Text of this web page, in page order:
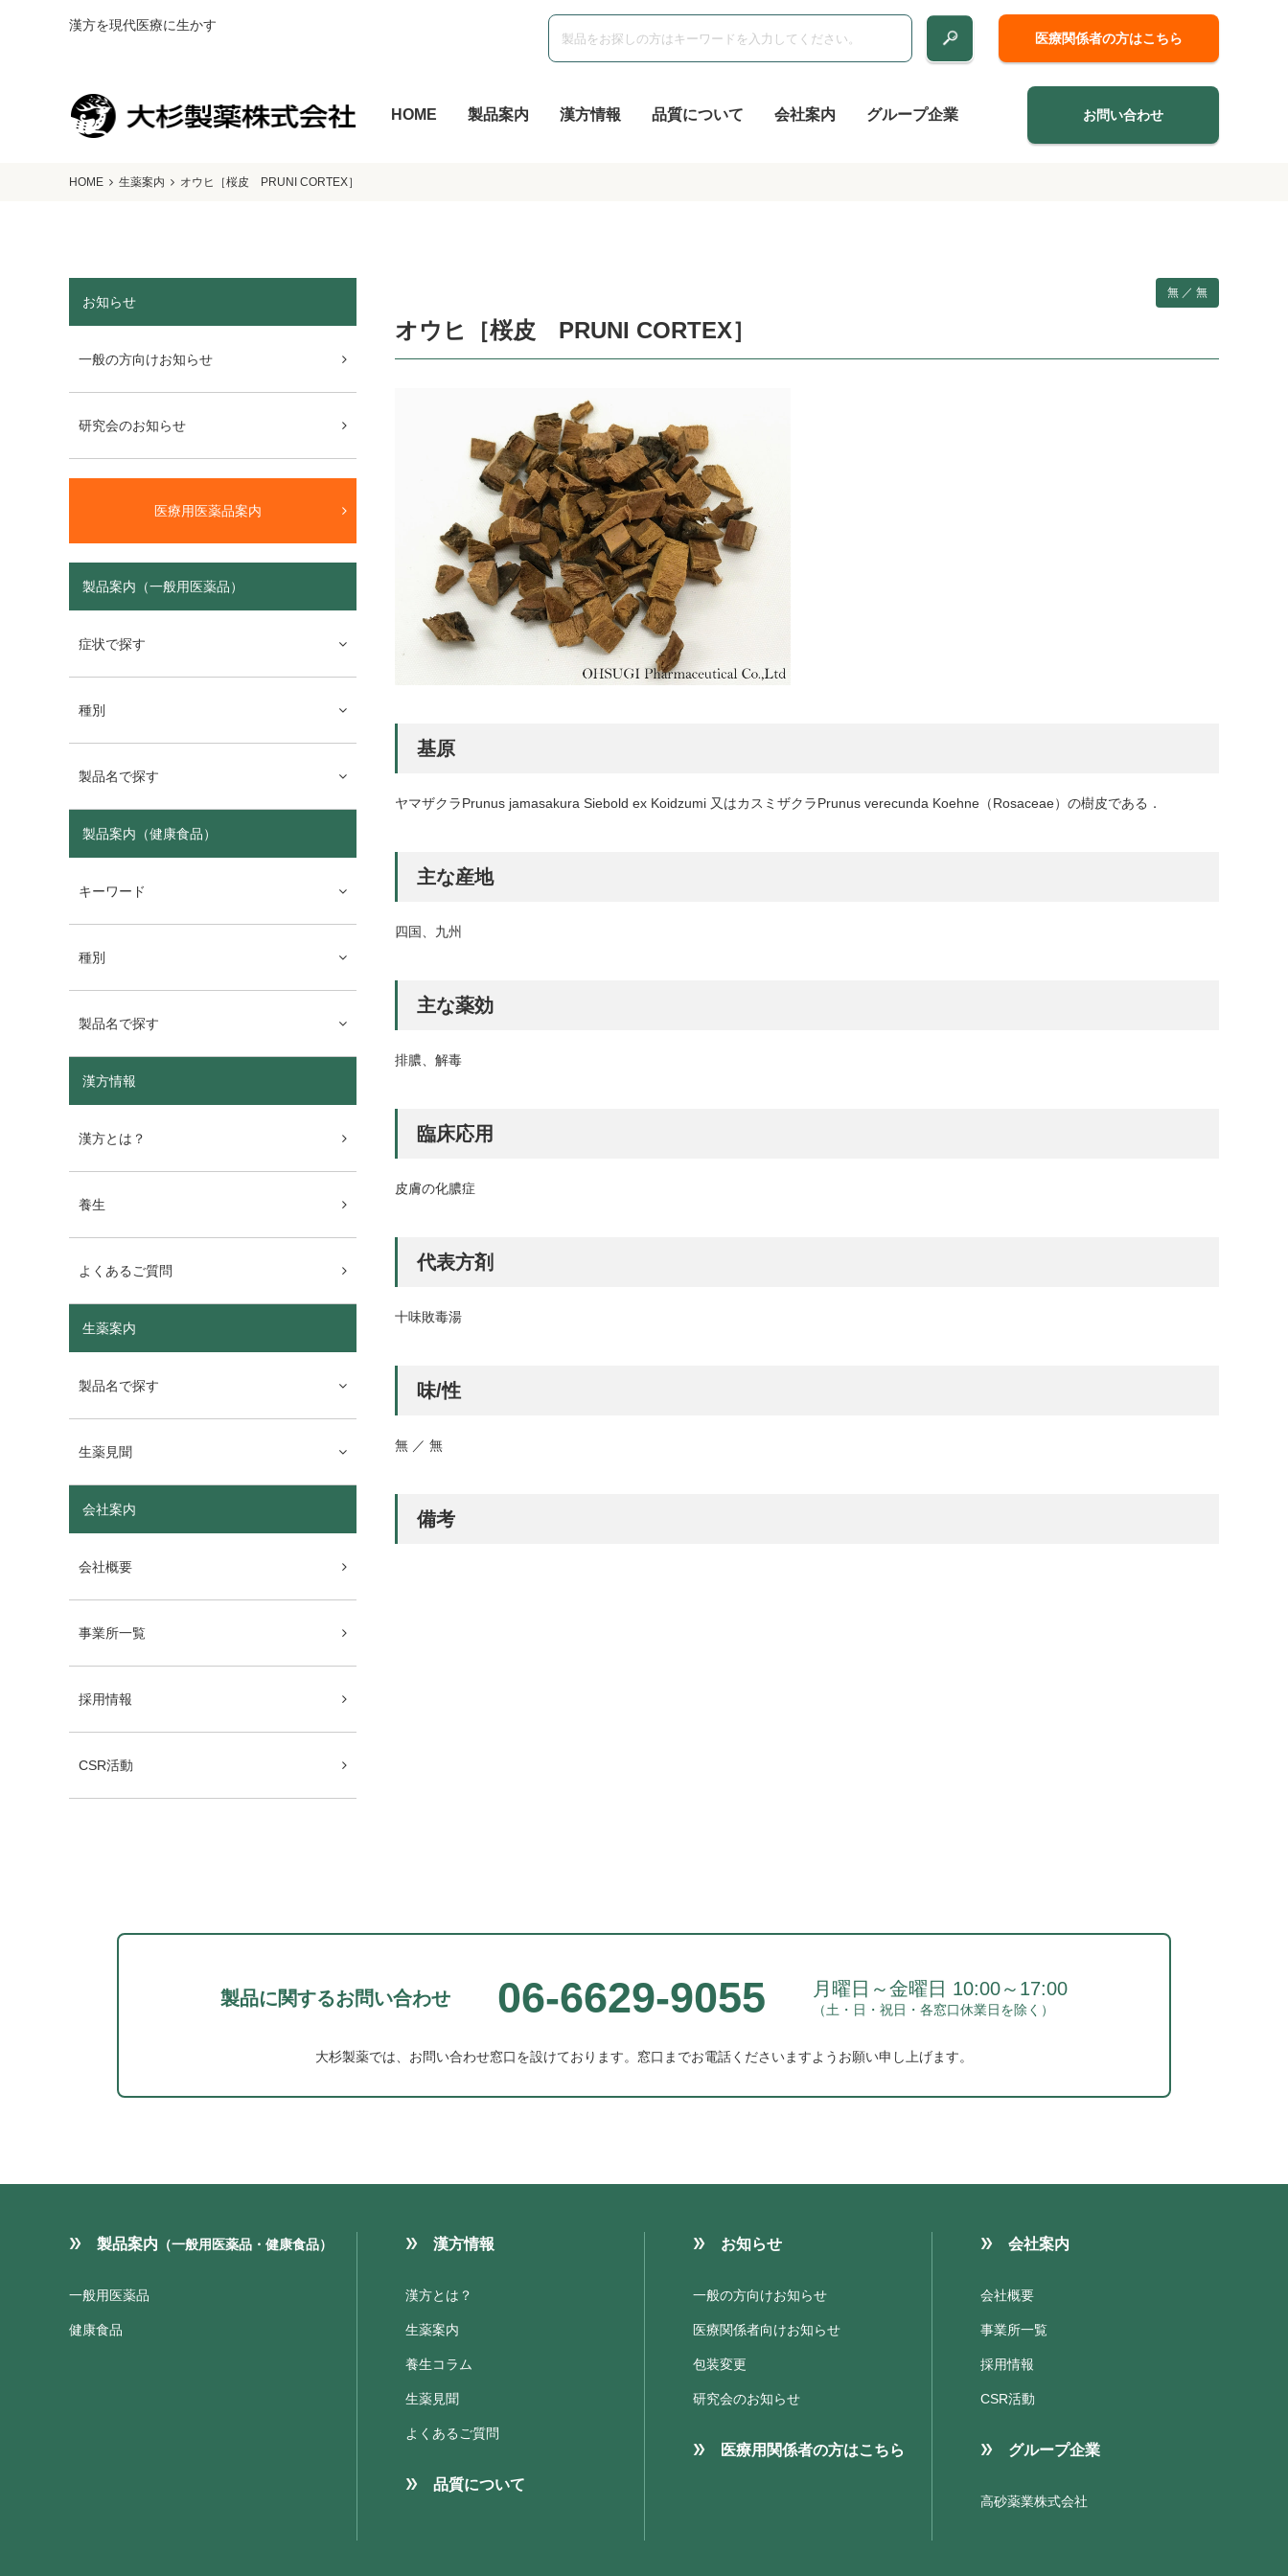
漢方を現代医療に生かす
医療関係者の方はこちら
HOME 製品案内 漢方情報 品質について 会社案内 グループ企業 お問い合わせ
HOME 生薬案内 オウヒ［桜皮 PRUNI CORTEX］
無 ／ 無
オウヒ［桜皮 PRUNI CORTEX］
基原
ヤマザクラPrunus jamasakura Siebold ex Koidzumi 又はカスミザクラPrunus verecunda Koehne（Rosaceae）の樹皮である．
主な産地
四国、九州
主な薬効
排膿、解毒
臨床応用
皮膚の化膿症
代表方剤
十味敗毒湯
味/性
無 ／ 無
備考
お知らせ
一般の方向けお知らせ
研究会のお知らせ
医療用医薬品案内
製品案内（一般用医薬品）
症状で探す
種別
製品名で探す
製品案内（健康食品）
キーワード
種別
製品名で探す
漢方情報
漢方とは？
養生
よくあるご質問
生薬案内
製品名で探す
生薬見聞
会社案内
会社概要
事業所一覧
採用情報
CSR活動
製品に関するお問い合わせ 06-6629-9055 月曜日～金曜日 10:00～17:00
（土・日・祝日・各窓口休業日を除く）
大杉製薬では、お問い合わせ窓口を設けております。 窓口までお電話くださいますようお願い申し上げます。
製品案内 （一般用医薬品・健康食品）
一般用医薬品
健康食品
漢方情報
漢方とは？
生薬案内
養生コラム
生薬見聞
よくあるご質問
品質について
お知らせ
一般の方向けお知らせ
医療関係者向けお知らせ
包装変更
研究会のお知らせ
医療用関係者の方はこちら
会社案内
会社概要
事業所一覧
採用情報
CSR活動
グループ企業
高砂薬業株式会社